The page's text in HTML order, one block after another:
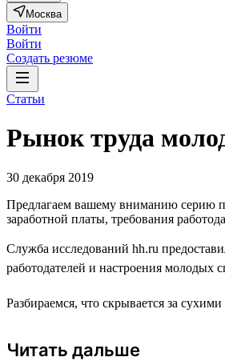
Москва
Войти
Войти
Создать резюме
Статьи
Рынок труда
30 декабря 2019
Предлагаем вашему вниманию серию
заработной платы, требования
Служба исследований hh.ru
работодателей и настроения молодых
Разбираемся, что скрывается за
Читать дальше